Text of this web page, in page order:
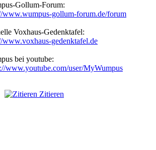
Gollum-Forum:
www.wumpus-gollum-forum.de/forum
Voxhaus-Gedenktafel:
www.voxhaus-gedenktafel.de
bei youtube:
www.youtube.com/user/MyWumpus
Zitieren